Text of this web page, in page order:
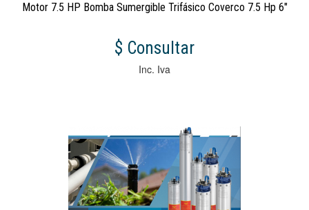
Motor 7.5 HP Bomba Sumergible Trifásico Coverco 7.5 Hp 6"
$ Consultar
Inc. Iva